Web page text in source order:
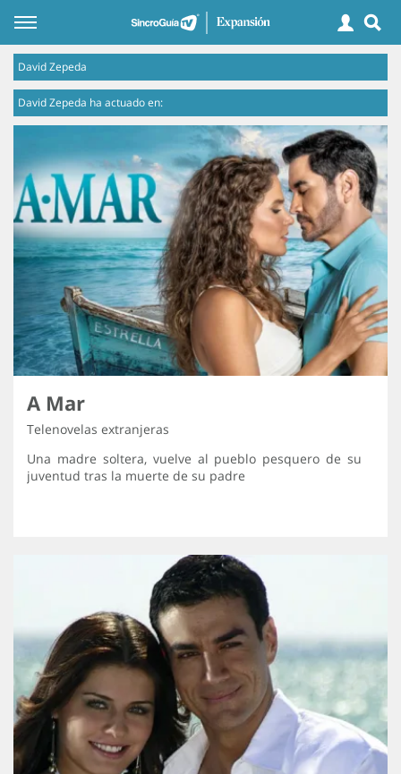
David Zepeda
David Zepeda ha actuado en:
A Mar
Telenovelas extranjeras
Una madre soltera, vuelve al pueblo pesquero de su
juventud tras la muerte de su padre